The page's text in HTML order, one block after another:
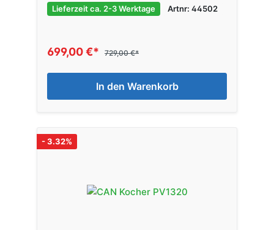
Lieferzeit ca. 2-3 Werktage Artnr: 44502
699,00 €* 729,00 €*
In den Warenkorb
- 3.32%